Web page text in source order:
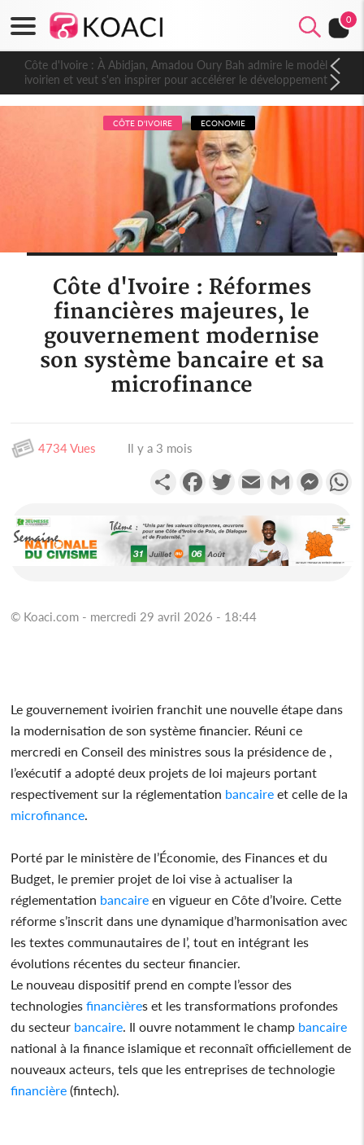
0
Côte d'Ivoire : À Abidjan, Amadou Oury Bah admire le modèle
ivoirien et veut s'en inspirer pour accélérer le développement
de la Guinée
CÔTE D'IVOIRE ECONOMIE
Côte d'Ivoire : Réformes
financières majeures, le
gouvernement modernise
son système bancaire et sa
microfinance
4734 Vues Il y a 3 mois
PartagerFacebookTwitterEmail Gmail
© Koaci.com - mercredi 29 avril 2026 - 18:44
Le gouvernement ivoirien franchit une nouvelle étape dans
la modernisation de son système financier. Réuni ce
mercredi en Conseil des ministres sous la présidence de ,
l’exécutif a adopté deux projets de loi majeurs portant
respectivement sur la réglementation bancaire et celle de la
microfinance.
Porté par le ministère de l’Économie, des Finances et du
Budget, le premier projet de loi vise à actualiser la
réglementation bancaire en vigueur en Côte d’Ivoire. Cette
réforme s’inscrit dans une dynamique d’harmonisation avec
les textes communautaires de l’, tout en intégrant les
évolutions récentes du secteur financier.
Le nouveau dispositif prend en compte l’essor des
technologies financières et les transformations profondes
du secteur bancaire. Il ouvre notamment le champ bancaire
national à la finance islamique et reconnaît officiellement de
nouveaux acteurs, tels que les entreprises de technologie
financière (fintech).